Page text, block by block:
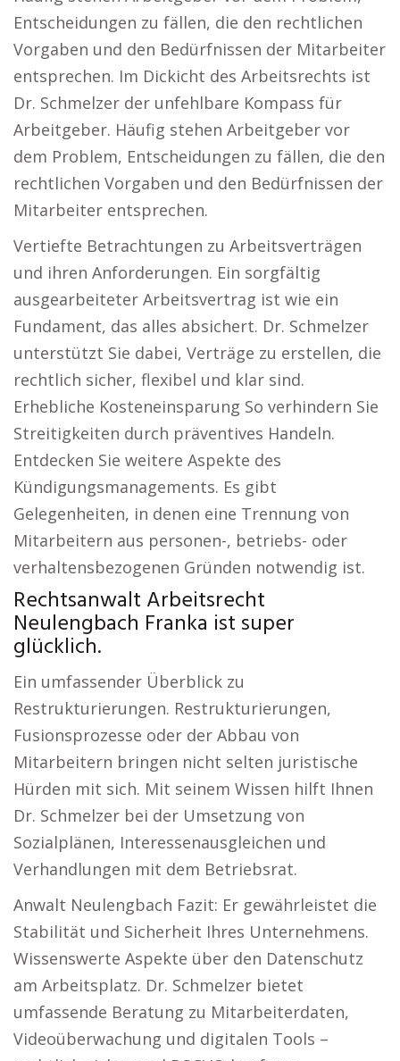
Entscheidungen zu fällen, die den rechtlichen
Vorgaben und den Bedürfnissen der Mitarbeiter
entsprechen. Im Dickicht des Arbeitsrechts ist
Dr. Schmelzer der unfehlbare Kompass für
Arbeitgeber. Häufig stehen Arbeitgeber vor
dem Problem, Entscheidungen zu fällen, die den
rechtlichen Vorgaben und den Bedürfnissen der
Mitarbeiter entsprechen.
Vertiefte Betrachtungen zu Arbeitsverträgen
und ihren Anforderungen. Ein sorgfältig
ausgearbeiteter Arbeitsvertrag ist wie ein
Fundament, das alles absichert. Dr. Schmelzer
unterstützt Sie dabei, Verträge zu erstellen, die
rechtlich sicher, flexibel und klar sind.
Erhebliche Kosteneinsparung So verhindern Sie
Streitigkeiten durch präventives Handeln.
Entdecken Sie weitere Aspekte des
Kündigungsmanagements. Es gibt
Gelegenheiten, in denen eine Trennung von
Mitarbeitern aus personen-, betriebs- oder
verhaltensbezogenen Gründen notwendig ist.
Rechtsanwalt Arbeitsrecht
Neulengbach Franka ist super
glücklich.
Ein umfassender Überblick zu
Restrukturierungen. Restrukturierungen,
Fusionsprozesse oder der Abbau von
Mitarbeitern bringen nicht selten juristische
Hürden mit sich. Mit seinem Wissen hilft Ihnen
Dr. Schmelzer bei der Umsetzung von
Sozialplänen, Interessenausgleichen und
Verhandlungen mit dem Betriebsrat.
Anwalt Neulengbach Fazit: Er gewährleistet die
Stabilität und Sicherheit Ihres Unternehmens.
Wissenswerte Aspekte über den Datenschutz
am Arbeitsplatz. Dr. Schmelzer bietet
umfassende Beratung zu Mitarbeiterdaten,
Videoüberwachung und digitalen Tools –